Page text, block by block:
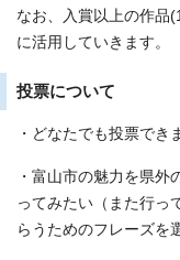
なお、入賞以上の作品
に活用していきます。
投票について
・どなたでも投票でき
・富山市の魅力を県
ってみたい（また行っ
らうためのフレーズを